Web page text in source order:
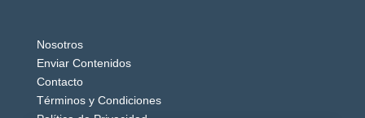
Nosotros
Enviar Contenidos
Contacto
Términos y Condiciones